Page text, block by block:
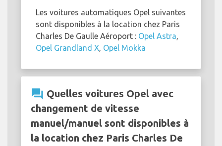
Les voitures automatiques Opel suivantes
sont disponibles à la location chez Paris
Charles De Gaulle Aéroport : Opel Astra
Opel Grandland X Opel Mokka
question_answer Quelles voitures Opel avec
changement de vitesse
manuel/manuel sont disponibles à
la location chez Paris Charles De